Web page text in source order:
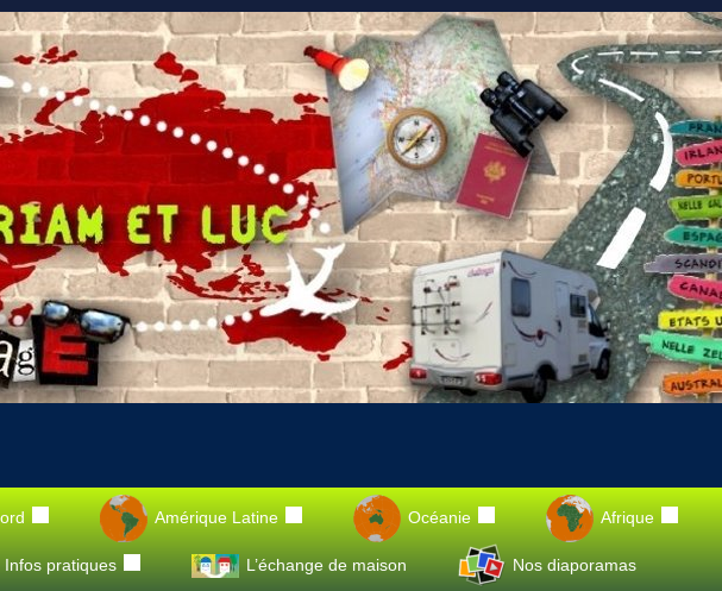
Amérique Latine Océanie Afrique
pratiques L’échange de maison Nos diaporamas